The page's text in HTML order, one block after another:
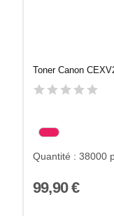
Toner Canon
Quantité : 38000
99,90 €